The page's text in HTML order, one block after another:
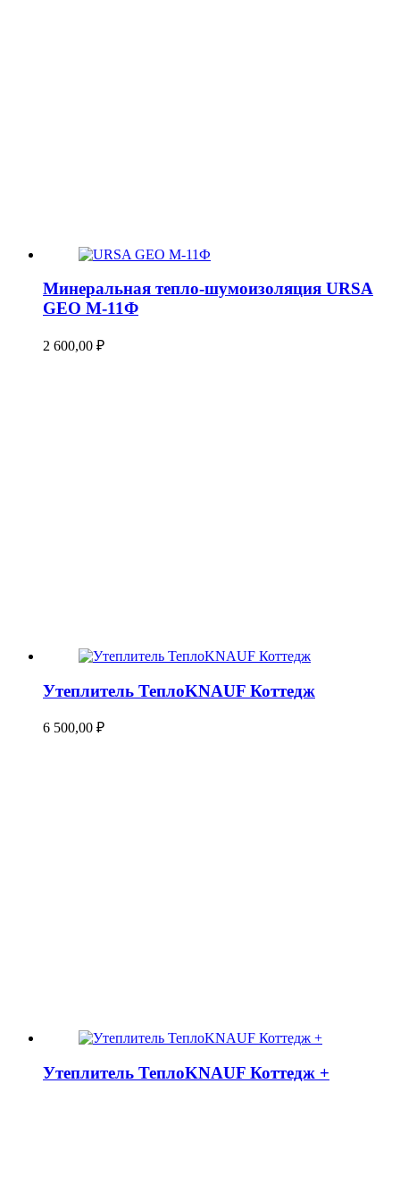
Минеральная тепло-шумоизоляция URSA
GEO М-11Ф
2 600,00 ₽
Утеплитель ТеплоKNAUF Коттедж
6 500,00 ₽
Утеплитель ТеплоKNAUF Коттедж +